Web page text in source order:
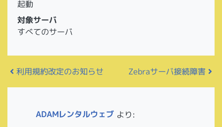
起動
対象サーバ
すべてのサーバ
投稿ナビゲーション
利用規約改定のお知らせ Zebraサーバ接続障害
ADAMレンタルウェブ より: